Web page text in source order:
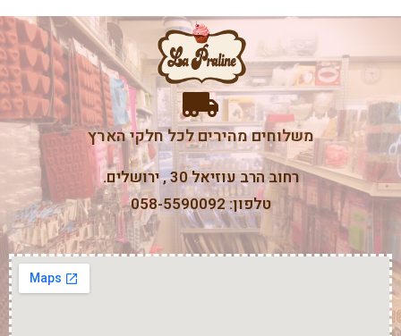
משלוחים מהירים לכל חלקי הארץ
רחוב הרב עוזיאל 30 , ירושלים.
טלפון: 058-5590092